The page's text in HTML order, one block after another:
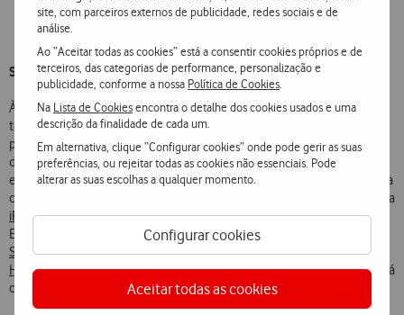
site, com parceiros externos de publicidade, redes sociais e de
análise.
Ao “Aceitar todas as cookies” está a consentir cookies próprios e de
terceiros, das categorias de performance, personalização e
publicidade, conforme a nossa Política de Cookies
Na Lista de Cookiesencontra o detalhe dos cookies usados e uma
descrição da finalidade de cada um.
Em alternativa, clique “Configurar cookies” onde pode gerir as suas
preferências, ou rejeitar todas as cookies não essenciais. Pode
alterar as suas escolhas a qualquer momento.
Configurar cookies
Aceitar todas as cookies
Sugestões de presentes de Dia da Mãe na Vodafone
Às vezes pode ser difícil encontrar o que oferecer a quem parece já
ter tudo e não precisar de nada. Mas para isso a Vodafone está aqui
para o ajudar nesta escolha difícil. Seja para uma mãe
desportista, uma mãe mais tecnológica ou mesmo uma mãe que
está sempre na vanguarda dos jogos online, a Vodafone tem a prenda
certa. Se procura promoções para fãs da
, na Vodafone encontra
iPhones,iPads,Apple WatcheseAirPodsaos melhores preços.
Explore também as melhores oportunidades em produtos da
Samsung, incluindoSamsung Galaxy,Galaxy TabeSamsung Watch
Huawei,Honor,Oppo,TCLeXiaomisão outras das marcas que poderá
consultar em
telemóveis,tabletsesmartwatches